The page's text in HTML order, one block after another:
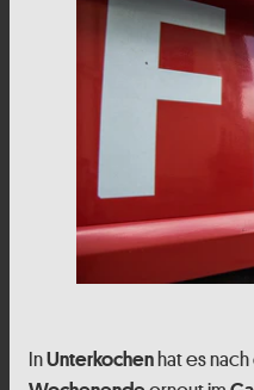
InUnterkochenhat es